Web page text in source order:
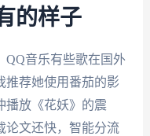
的样子
QQ音乐有些歌在国外
推荐她使用番茄的影
播放《花妖》的震
论文还快，智能分流